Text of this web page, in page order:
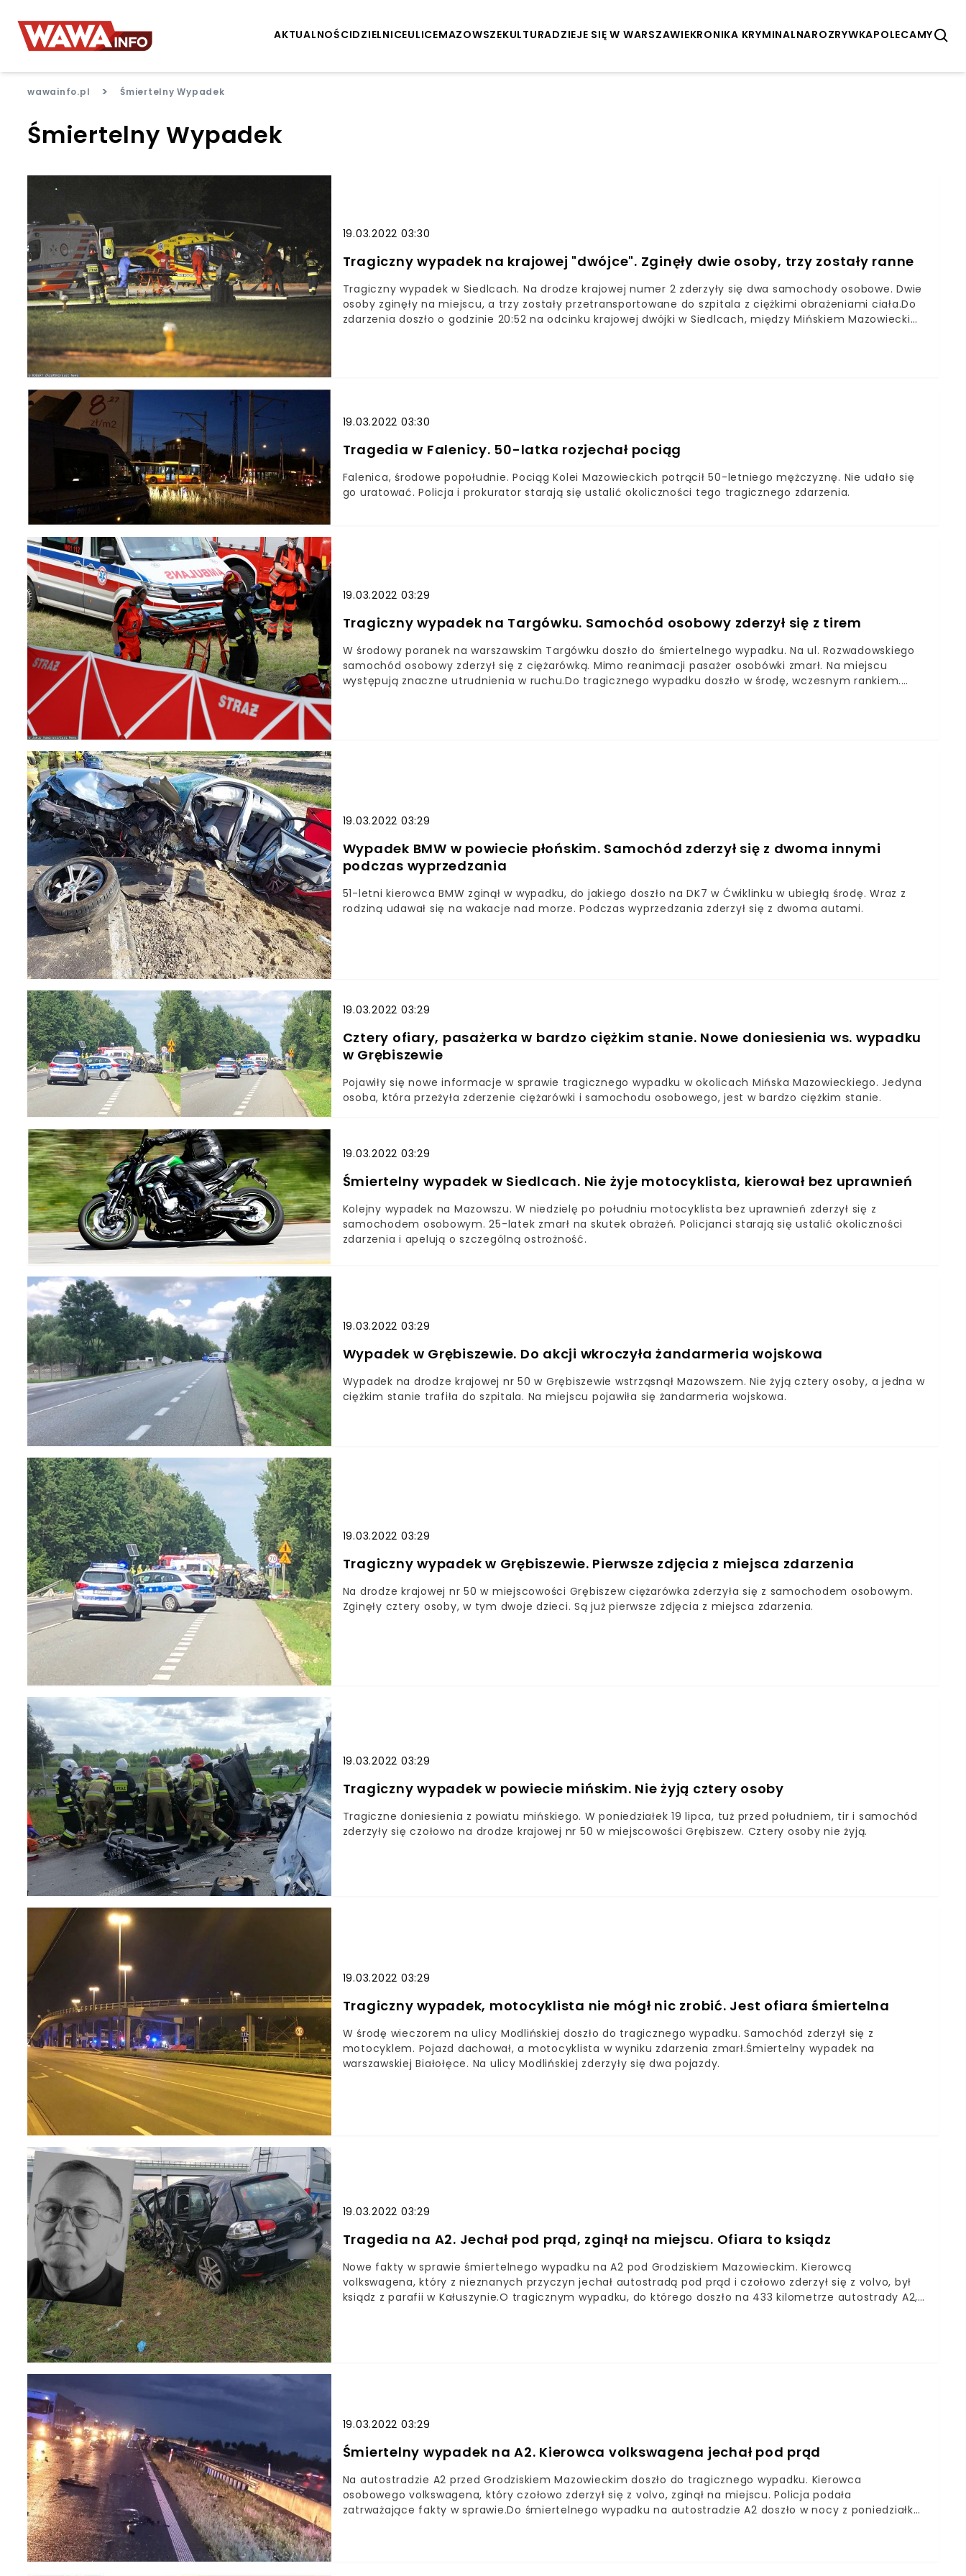
AKTUALNOŚCIDZIELNICEULICEMAZOWSZEKULTURADZIEJE SIĘ W WARSZAWIEKRONIKA KRYMINALNAROZRYWKAPOLECAMY
wawainfo.pl > Śmiertelny Wypadek
Śmiertelny Wypadek
19.03.2022 03:30
Tragiczny wypadek na krajowej "dwójce". Zginęły dwie osoby, trzy zostały ranne
Tragiczny wypadek w Siedlcach. Na drodze krajowej numer 2 zderzyły się dwa samochody osobowe. Dwie
osoby zginęły na miejscu, a trzy zostały przetransportowane do szpitala z ciężkimi obrażeniami ciała.Do
zdarzenia doszło o godzinie 20:52 na odcinku krajowej dwójki w Siedlcach, między Mińskiem Mazowieckim
19.03.2022 03:30
Tragedia w Falenicy. 50-latka rozjechał pociąg
Falenica, środowe popołudnie. Pociąg Kolei Mazowieckich potrącił 50-letniego mężczyznę. Nie udało się
go uratować. Policja i prokurator starają się ustalić okoliczności tego tragicznego zdarzenia.
19.03.2022 03:29
Tragiczny wypadek na Targówku. Samochód osobowy zderzył się z tirem
W środowy poranek na warszawskim Targówku doszło do śmiertelnego wypadku. Na ul. Rozwadowskiego
samochód osobowy zderzył się z ciężarówką. Mimo reanimacji pasażer osobówki zmarł. Na miejscu
występują znaczne utrudnienia w ruchu.Do tragicznego wypadku doszło w środę, wczesnym rankiem.
19.03.2022 03:29
Wypadek BMW w powiecie płońskim. Samochód zderzył się z dwoma innymi
podczas wyprzedzania
51-letni kierowca BMW zginął w wypadku, do jakiego doszło na DK7 w Ćwiklinku w ubiegłą środę. Wraz z
rodziną udawał się na wakacje nad morze. Podczas wyprzedzania zderzył się z dwoma autami.
19.03.2022 03:29
Cztery ofiary, pasażerka w bardzo ciężkim stanie. Nowe doniesienia ws. wypadku
w Grębiszewie
Pojawiły się nowe informacje w sprawie tragicznego wypadku w okolicach Mińska Mazowieckiego. Jedyna
osoba, która przeżyła zderzenie ciężarówki i samochodu osobowego, jest w bardzo ciężkim stanie.
19.03.2022 03:29
Śmiertelny wypadek w Siedlcach. Nie żyje motocyklista, kierował bez uprawnień
Kolejny wypadek na Mazowszu. W niedzielę po południu motocyklista bez uprawnień zderzył się z
samochodem osobowym. 25-latek zmarł na skutek obrażeń. Policjanci starają się ustalić okoliczności
zdarzenia i apelują o szczególną ostrożność.
19.03.2022 03:29
Wypadek w Grębiszewie. Do akcji wkroczyła żandarmeria wojskowa
Wypadek na drodze krajowej nr 50 w Grębiszewie wstrząsnął Mazowszem. Nie żyją cztery osoby, a jedna w
ciężkim stanie trafiła do szpitala. Na miejscu pojawiła się żandarmeria wojskowa.
19.03.2022 03:29
Tragiczny wypadek w Grębiszewie. Pierwsze zdjęcia z miejsca zdarzenia
Na drodze krajowej nr 50 w miejscowości Grębiszew ciężarówka zderzyła się z samochodem osobowym.
Zginęły cztery osoby, w tym dwoje dzieci. Są już pierwsze zdjęcia z miejsca zdarzenia.
19.03.2022 03:29
Tragiczny wypadek w powiecie mińskim. Nie żyją cztery osoby
Tragiczne doniesienia z powiatu mińskiego. W poniedziałek 19 lipca, tuż przed południem, tir i samochód
zderzyły się czołowo na drodze krajowej nr 50 w miejscowości Grębiszew. Cztery osoby nie żyją.
19.03.2022 03:29
Tragiczny wypadek, motocyklista nie mógł nic zrobić. Jest ofiara śmiertelna
W środę wieczorem na ulicy Modlińskiej doszło do tragicznego wypadku. Samochód zderzył się z
motocyklem. Pojazd dachował, a motocyklista w wyniku zdarzenia zmarł.Śmiertelny wypadek na
warszawskiej Białołęce. Na ulicy Modlińskiej zderzyły się dwa pojazdy.
19.03.2022 03:29
Tragedia na A2. Jechał pod prąd, zginął na miejscu. Ofiara to ksiądz
Nowe fakty w sprawie śmiertelnego wypadku na A2 pod Grodziskiem Mazowieckim. Kierowcą
volkswagena, który z nieznanych przyczyn jechał autostradą pod prąd i czołowo zderzył się z volvo, był
ksiądz z parafii w Kałuszynie.O tragicznym wypadku, do którego doszło na 433 kilometrze autostrady A2,
19.03.2022 03:29
Śmiertelny wypadek na A2. Kierowca volkswagena jechał pod prąd
Na autostradzie A2 przed Grodziskiem Mazowieckim doszło do tragicznego wypadku. Kierowca
osobowego volkswagena, który czołowo zderzył się z volvo, zginął na miejscu. Policja podała
zatrważające fakty w sprawie.Do śmiertelnego wypadku na autostradzie A2 doszło w nocy z poniedziałku